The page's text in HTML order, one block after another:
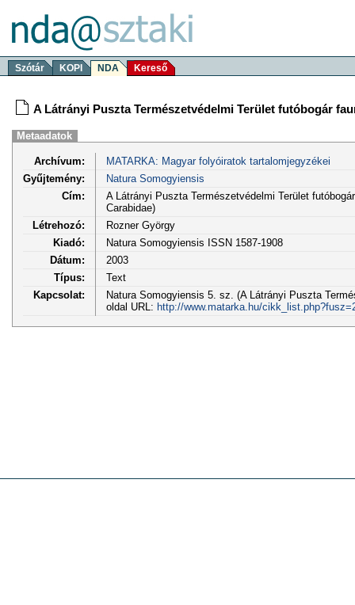
Szótár KOPI NDA Kereső
A Látrányi Puszta Természetvédelmi Terület futóbogár
Metaadatok
Archívum:
MATARKA: Magyar folyóiratok tartalomjegyzékei
Gyűjtemény:
Natura Somogyiensis
Cím:
A Látrányi Puszta Természetvédelmi Terület
Carabidae)
Létrehozó:
Rozner György
Kiadó:
Natura Somogyiensis ISSN 1587-1908
Dátum:
2003
Típus:
Text
Kapcsolat:
Natura Somogyiensis 5. sz. (A Látrányi Puszta
oldal URL: http://www.matarka.hu/